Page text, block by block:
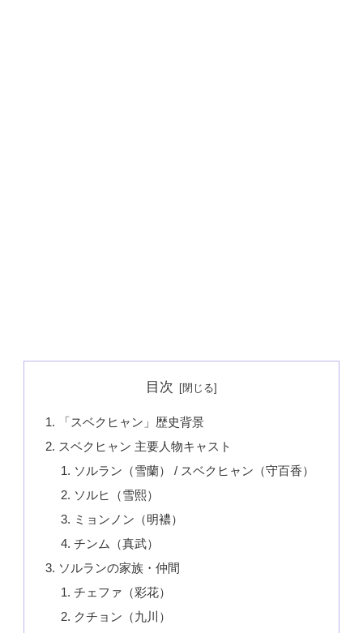
目次
「スベクヒャン」歴史背景
スベクヒャン 主要人物キャスト
ソルラン（雪蘭） / スベクヒャン（守百香）
ソルヒ（雪熙）
ミョンノン（明襛）
チンム（真武）
ソルランの家族・仲間
チェファ（彩花）
クチョン（九川）